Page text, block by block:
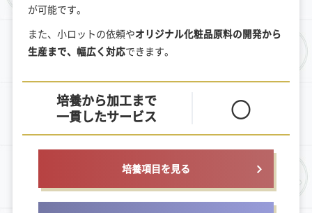
が可能です。
また、小ロットの依頼やオリジナル化粧品原料の開発から
生産まで、幅広く対応できます。
培養から加工まで
一貫したサービス
〇
培養項目を見る